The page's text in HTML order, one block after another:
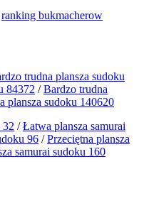
ranking bukmacherow
trudna plansza sudoku
84372 /Bardzo trudna
plansza sudoku 140620
32 /Łatwa plansza samurai
96 /Przeciętna plansza
samurai sudoku 160